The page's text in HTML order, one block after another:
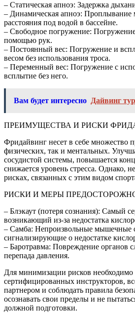
– Статическая апноэ: Задержка
– Динамическая апноэ: Проплывание
расстояния под водой в бассейне.
– Свободное погружение: Погружение
помощью рук.
– Постоянный вес: Погружение и
весом без использования троса.
– Переменный вес: Погружение с
всплытие без него.
Вам будет интересно Дайвинг
ПРЕИМУЩЕСТВА И РИСКИ
Фридайвинг несет в себе множество
физических, так и ментальных.
сосудистой системы, повышается
снижается уровень стресса. Однако,
рисках, связанных с этим видом
РИСКИ И МЕРЫ
– Блэкаут (потеря сознания): Самый
возникающий из-за недостатка
– Самба: Непроизвольные мышечные
сигнализирующие о недостатке
– Баротравма: Повреждение органов
перепада давления.
Для минимизации рисков необходимо
сертифицированных инструкторов,
партнером и соблюдать правила
осознавать свои пределы и не
должной подготовки.